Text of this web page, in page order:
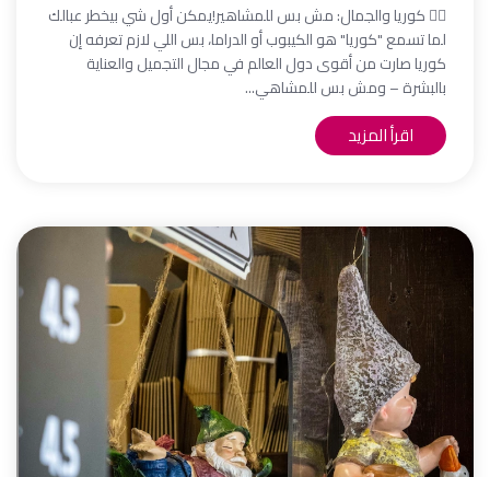
💆‍♀️ كوريا والجمال: مش بس للمشاهير!يمكن أول شي بيخطر عبالك
لما تسمع "كوريا" هو الكيبوب أو الدراما، بس اللي لازم تعرفه إن
كوريا صارت من أقوى دول العالم في مجال التجميل والعناية
بالبشرة – ومش بس للمشاهي...
اقرأ المزيد